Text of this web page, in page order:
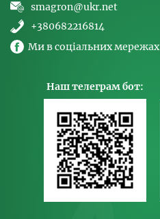
smagron@ukr.net
+380682216814
Ми в соціальних мережах
Наш телеграм бот: